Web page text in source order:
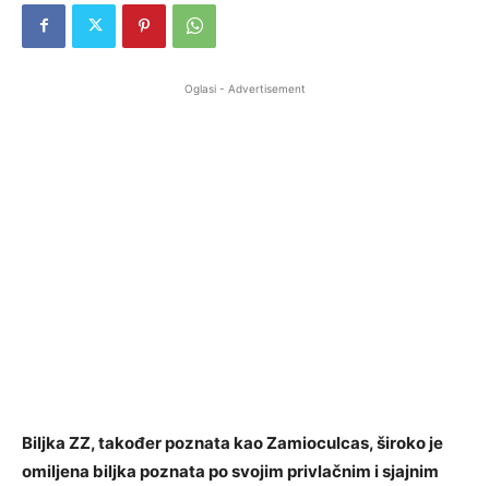
Oglasi - Advertisement
Biljka ZZ, također poznata kao Zamioculcas, široko je
omiljena biljka poznata po svojim privlačnim i sjajnim